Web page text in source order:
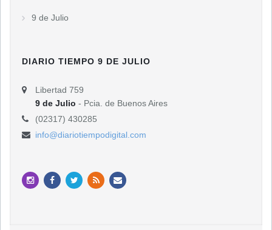
9 de Julio
DIARIO TIEMPO 9 DE JULIO
Libertad 759
9 de Julio - Pcia. de Buenos Aires
(02317) 430285
info@diariotiempodigital.com